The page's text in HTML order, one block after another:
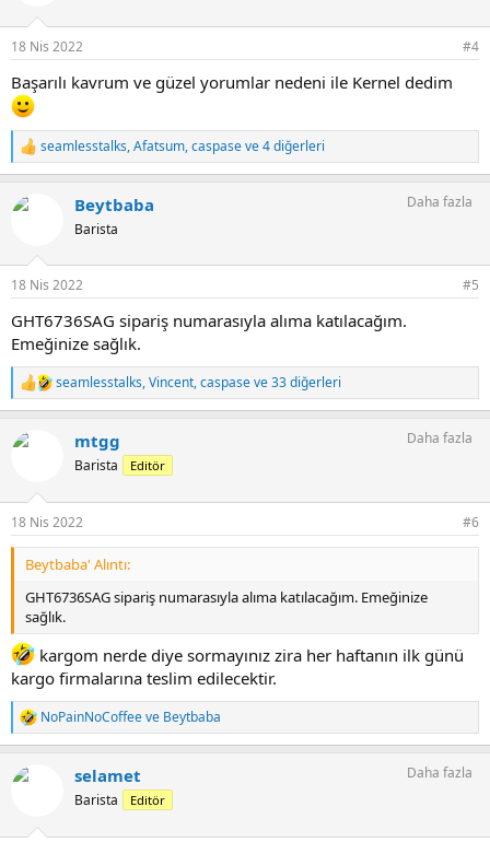
:
18 Nis 2022 #4
Başarılı kavrum ve güzel yorumlar nedeni ile Kernel dedim
T
e
k
:
seamlesstalks,Afatsum,caspaseve 4 diğerleri
Beytbaba
Barista
Daha fazla
18 Nis 2022 #5
GHT6736SAG sipariş numarasıyla alıma katılacağım.
Emeğinize sağlık.
T
e
k
:
seamlesstalks,Vincent,caspaseve 33 diğerleri
mtgg
Barista Editör
Daha fazla
18 Nis 2022 #6
Beytbaba' Alıntı:
GHT6736SAG sipariş numarasıyla alıma katılacağım. Emeğinize
sağlık.
kargom nerde diye sormayınız zira her haftanın ilk günü
kargo firmalarına teslim edilecektir.
T
e
k
NoPainNoCoffeeve Beytbaba
selamet
Barista Editör
Daha fazla